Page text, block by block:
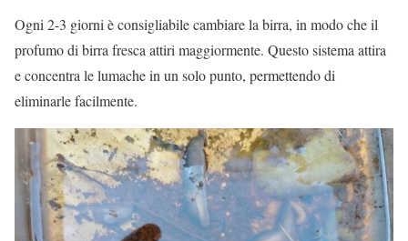
Ogni 2-3 giorni è consigliabile cambiare la birra, in modo che il
profumo di birra fresca attiri maggiormente. Questo sistema attira
e concentra le lumache in un solo punto, permettendo di
eliminarle facilmente.